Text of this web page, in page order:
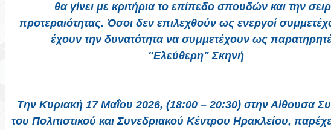
θα γίνει με κριτήρια το επίπεδο σπουδών και την
προτεραιότητας. Όσοι δεν επιλεχθούν ως ενεργοί
έχουν την δυνατότητα να συμμετέχουν ως
"Ελεύθερη" Σκηνή
Την Κυριακή 17 Μαΐου 2026, (18:00 – 20:30) στην Αίθουσα
του Πολιτιστικού και Συνεδριακού Κέντρου Ηρακλείου,